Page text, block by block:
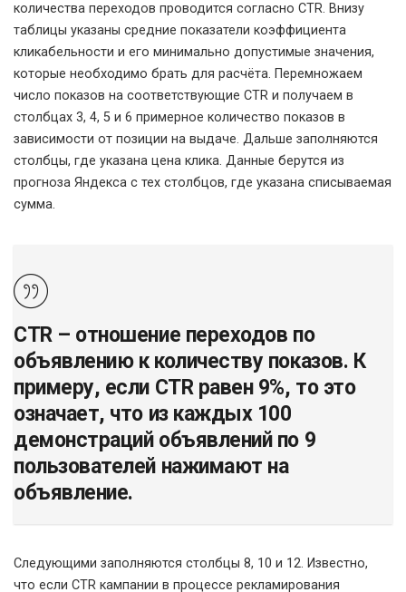
количества переходов проводится согласно CTR. Внизу
таблицы указаны средние показатели коэффициента
кликабельности и его минимально допустимые значения,
которые необходимо брать для расчёта. Перемножаем
число показов на соответствующие CTR и получаем в
столбцах 3, 4, 5 и 6 примерное количество показов в
зависимости от позиции на выдаче. Дальше заполняются
столбцы, где указана цена клика. Данные берутся из
прогноза Яндекса с тех столбцов, где указана списываемая
сумма.
CTR – отношение переходов по
объявлению к количеству показов. К
примеру, если CTR равен 9%, то это
означает, что из каждых 100
демонстраций объявлений по 9
пользователей нажимают на
объявление.
Следующими заполняются столбцы 8, 10 и 12. Известно,
что если CTR кампании в процессе рекламирования